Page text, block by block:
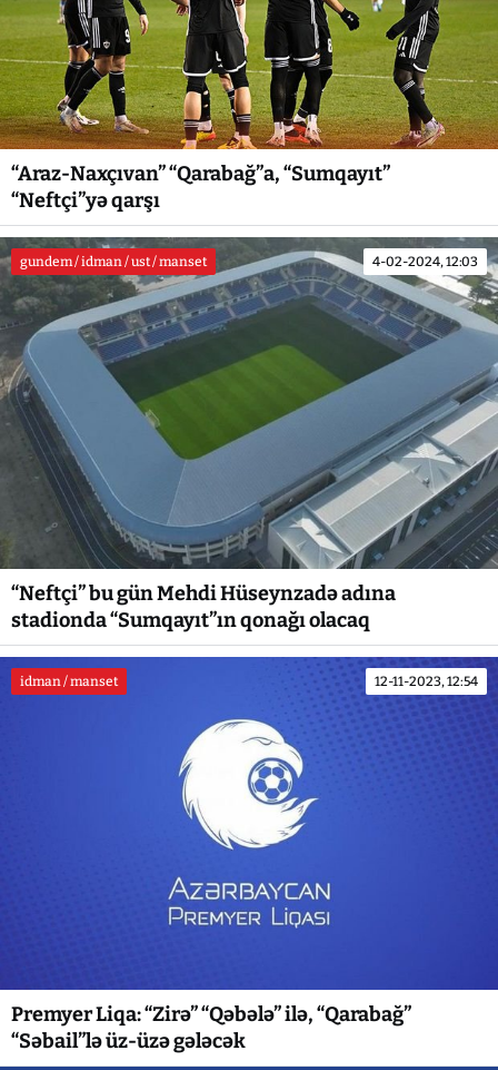
“Araz-Naxçıvan” “Qarabağ”a, “Sumqayıt”
“Neftçi”yə qarşı
gundem / idman / ust / manset 4-02-2024, 12:03
“Neftçi” bu gün Mehdi Hüseynzadə adına
stadionda “Sumqayıt”ın qonağı olacaq
idman / manset 12-11-2023, 12:54
Premyer Liqa: “Zirə” “Qəbələ” ilə, “Qarabağ”
“Səbail”lə üz-üzə gələcək